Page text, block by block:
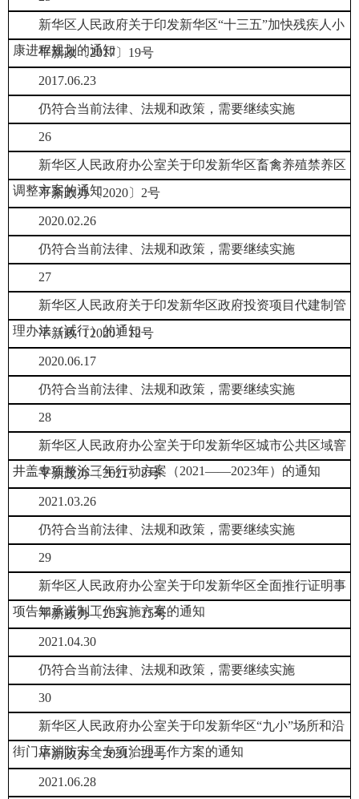
新华区人民政府关于印发新华区“十三五”加快残疾人小
康进程规划的通知
平新政〔2017〕19号
2017.06.23
仍符合当前法律、法规和政策，需要继续实施
26
新华区人民政府办公室关于印发新华区畜禽养殖禁养区
调整方案的通知
平新政办〔2020〕2号
2020.02.26
仍符合当前法律、法规和政策，需要继续实施
27
新华区人民政府关于印发新华区政府投资项目代建制管
理办法（试行）的通知
平新政〔2020〕12号
2020.06.17
仍符合当前法律、法规和政策，需要继续实施
28
新华区人民政府办公室关于印发新华区城市公共区域窨
井盖专项整治三年行动方案（2021——2023年）的通知
平新政办〔2021〕8号
2021.03.26
仍符合当前法律、法规和政策，需要继续实施
29
新华区人民政府办公室关于印发新华区全面推行证明事
项告知承诺制工作实施方案的通知
平新政办〔2021〕15号
2021.04.30
仍符合当前法律、法规和政策，需要继续实施
30
新华区人民政府办公室关于印发新华区“九小”场所和沿
街门店消防安全专项治理工作方案的通知
平新政办〔2021〕22号
2021.06.28